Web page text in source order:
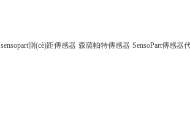
sensopart測(cè)距傳感器 森薩帕特傳感器 SensoPart傳感器